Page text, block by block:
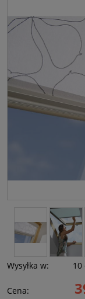
Wysyłka w: 10
Cena: